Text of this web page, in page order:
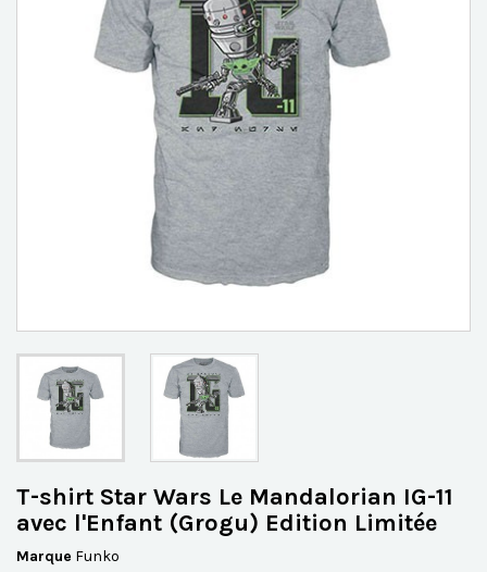
T-shirt Star Wars Le Mandalorian IG-11
avec l'Enfant (Grogu) Edition Limitée
Marque Funko